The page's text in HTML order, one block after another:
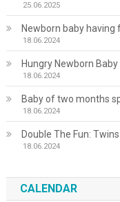
25.06.2025
Newborn baby
18.06.2024
Hungry Newborn
18.06.2024
Baby of two months
18.06.2024
Double The Fun:
18.06.2024
CALENDAR